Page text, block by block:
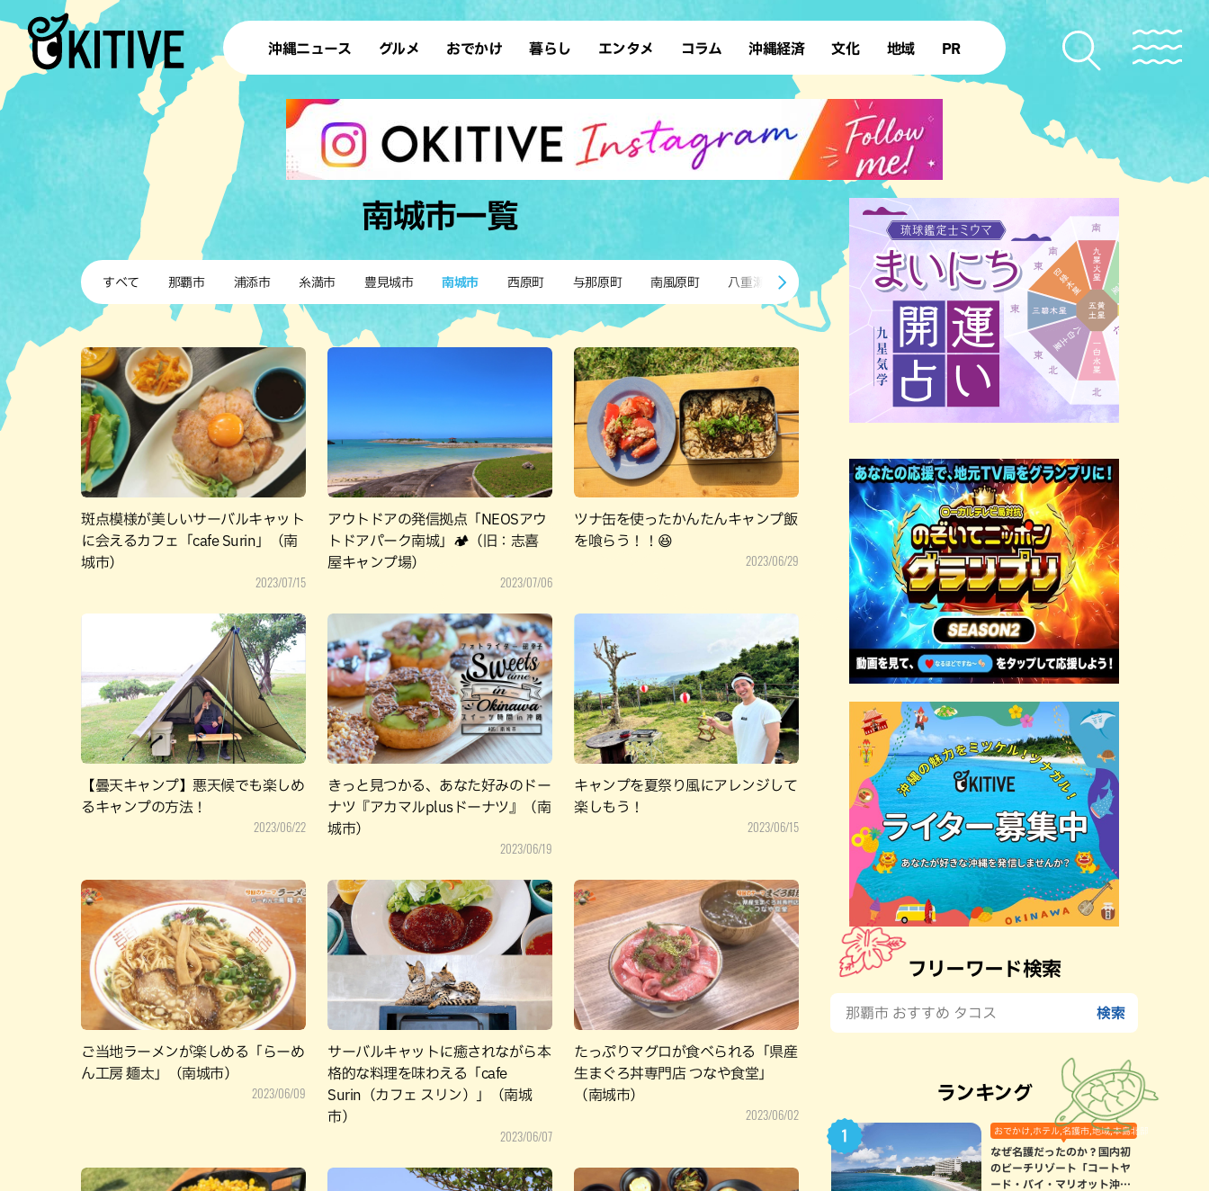
沖縄ニュース グルメ
ラーメン 沖縄そば
テイクアウト カフェ
すし・魚料理 和食・日本料理
沖縄料理 アジア・エスニック
ステーキ・焼肉 焼鳥・串料理
その他の肉料理 居酒屋・バー
スイーツ
カレー
ハンバーガー タコス・タコライス
おでかけ
デート ドライブ
散歩 ソロ活
サウナ 公園
暮らし
レシピ SDGs
ファッション ローカルニュース
沖縄移住 沖縄旧暦行事
エンタメ
スポーツ 占い
タレント・芸人 テレビ
コラム 沖縄経済 文化
復帰50年
地域
本島北部
本島南部 先島諸島
北部離島
PR
南城市一覧
すべて 那覇市 浦添市 糸満市 豊見城市 南城市 西原町 与那原町 南風原町 八重瀬町
斑点模様が美しいサーバルキャット
に会えるカフェ「cafe Surin」（南
城市）
2023/07/15
アウトドアの発信拠点「NEOSアウ
トドアパーク南城」🏕（旧：志喜
屋キャンプ場）
2023/07/06
ツナ缶を使ったかんたんキャンプ飯
を喰らう！！😆
2023/06/29
【曇天キャンプ】悪天候でも楽しめ
るキャンプの方法！
2023/06/22
きっと見つかる、あなた好みのドー
ナツ『アカマルplusドーナツ』（南
城市）
2023/06/19
キャンプを夏祭り風にアレンジして
楽しもう！
2023/06/15
ご当地ラーメンが楽しめる「らーめ
ん工房 麺太」（南城市）
2023/06/09
サーバルキャットに癒されながら本
格的な料理を味わえる「cafe
Surin（カフェ スリン）」（南城
市）
2023/06/07
たっぷりマグロが食べられる「県産
生まぐろ丼専門店 つなや食堂」
（南城市）
2023/06/02
フリーワード検索
ランキング
おでかけ,ホテル,名護市,地域,本島北部
なぜ名護だったのか？国内初
のビーチリゾート「コートヤ
ード・バイ・マリオット沖縄